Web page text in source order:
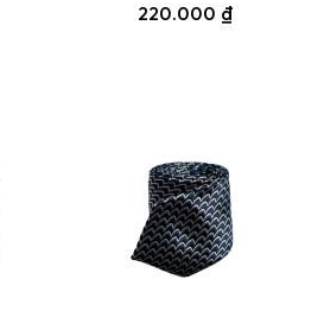
220.000 ₫